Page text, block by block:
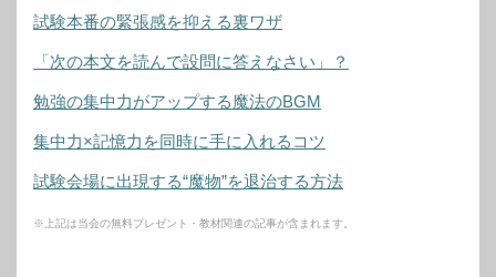
試験本番の緊張感を抑える裏ワザ
「次の本文を読んで設問に答えなさい」？
勉強の集中力がアップする魔法のBGM
集中力×記憶力を同時に手に入れるコツ
試験会場に出現する“魔物”を退治する方法
※上記は当会の無料プレゼント・教材関連の記事が含まれます。